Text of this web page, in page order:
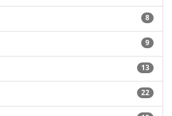
8
9
13
22